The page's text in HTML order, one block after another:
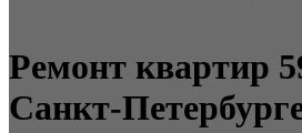
Ремонт квартир
Санкт-